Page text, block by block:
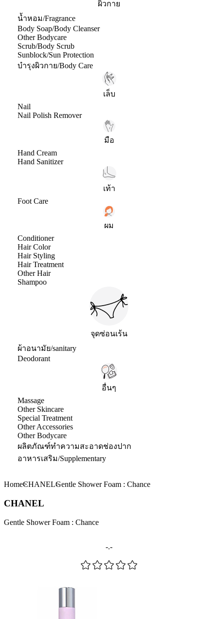
ผิวกาย
น้ำหอม/Fragrance
Body Soap/Body Cleanser
Other Bodycare
Scrub/Body Scrub
Sunblock/Sun Protection
บำรุงผิวกาย/Body Care
เล็บ
Nail
Nail Polish Remover
มือ
Hand Cream
Hand Sanitizer
เท้า
Foot Care
ผม
Conditioner
Hair Color
Hair Styling
Hair Treatment
Other Hair
Shampoo
จุดซ่อนเร้น
ผ้าอนามัย/sanitary
Deodorant
อื่นๆ
Massage
Other Skincare
Special Treatment
Other Accessories
Other Bodycare
ผลิตภัณฑ์ทำความสะอาดช่องปาก
อาหารเสริม/Supplementary
HomeCHANELGentle Shower Foam : Chance
CHANEL
Gentle Shower Foam : Chance
-.-